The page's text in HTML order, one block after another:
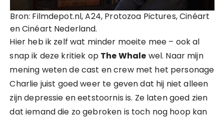
Bron: Filmdepot.nl, A24, Protozoa Pictures, Cinéart
en Cinéart Nederland.
Hier heb ik zelf wat minder moeite mee – ook al
snap ik deze kritiek op The Whale wel. Naar mijn
mening weten de cast en crew met het personage
Charlie juist goed weer te geven dat hij niet alleen
zijn depressie en eetstoornis is. Ze laten goed zien
dat iemand die zo gebroken is toch nog hoop kan